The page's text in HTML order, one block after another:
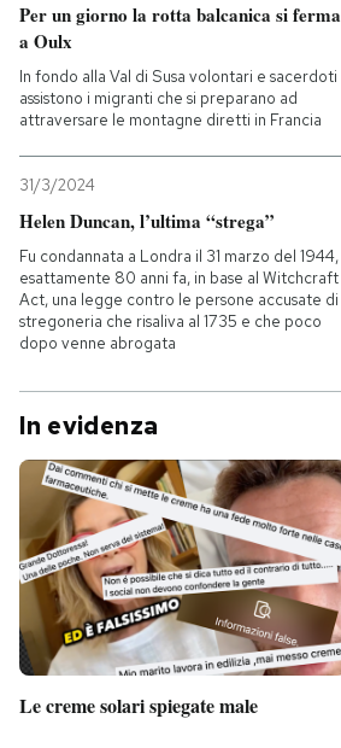
SHOP
CALENDARIO
Entra
Per un giorno la rotta balcanica si ferma
a Oulx
In fondo alla Val di Susa volontari e sacerdoti
assistono i migranti che si preparano ad
attraversare le montagne diretti in Francia
31/3/2024
Helen Duncan, l’ultima “strega”
Fu condannata a Londra il 31 marzo del 1944,
esattamente 80 anni fa, in base al Witchcraft
Act, una legge contro le persone accusate di
stregoneria che risaliva al 1735 e che poco
dopo venne abrogata
In evidenza
Le creme solari spiegate male